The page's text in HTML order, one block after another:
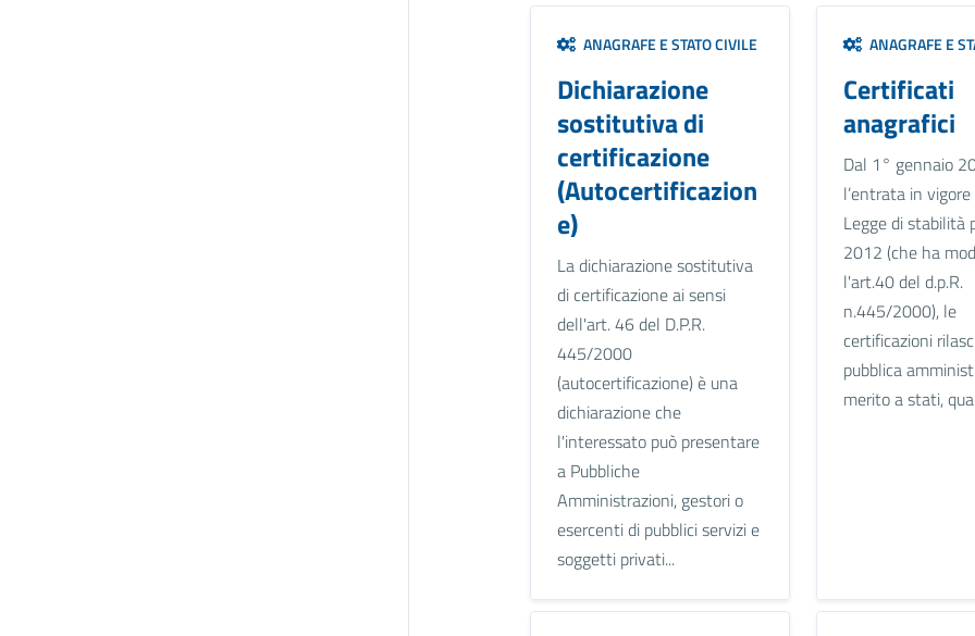
ANAGRAFE E STATO CIVILE
Dichiarazione
sostitutiva di
certificazione
(Autocertificazion
e)
La dichiarazione sostitutiva
di certificazione ai sensi
dell'art. 46 del D.P.R.
445/2000
(autocertificazione) è una
dichiarazione che
l'interessato può presentare
a Pubbliche
Amministrazioni, gestori o
esercenti di pubblici servizi e
soggetti privati...
ANAGRAFE E
Certificati
anagrafici
Dal 1° gennaio
l’entrata in
Legge di stabilità
2012 (che ha
l'art.40 del d.p.R.
n.445/2000), le
certificazioni
pubblica
merito a stati,